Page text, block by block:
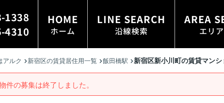
1338
4310
HOME
ホーム
LINE SEARCH
沿線検索
AREA
エリ
アルク 新宿区の賃貸居住用一覧 飯田橋駅 新宿区新小川町の賃貸マンシ
件の募集は終了しました。